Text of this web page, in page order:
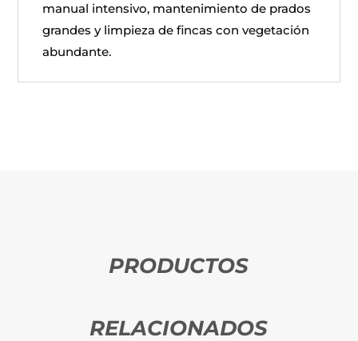
manual intensivo, mantenimiento de prados
grandes y limpieza de fincas con vegetación
abundante.
PRODUCTOS
RELACIONADOS